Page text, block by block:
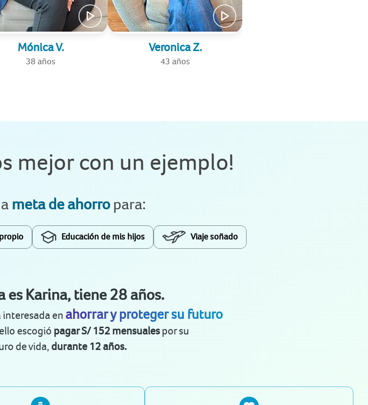
Mónica V.
38 años
Veronica Z.
43 años
mejor con un ejemplo!
meta de ahorropara:
Educación de mis hijos Viaje soñado
es Karina, tiene 28 años.
interesada en ahorrar y proteger su futuro
escogió pagar S/ 152 mensualespor su
de vida, durante 12 años.